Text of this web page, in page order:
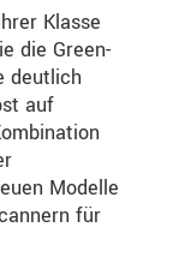
Klasse
die Green-
deutlich
auf
Modelle
für